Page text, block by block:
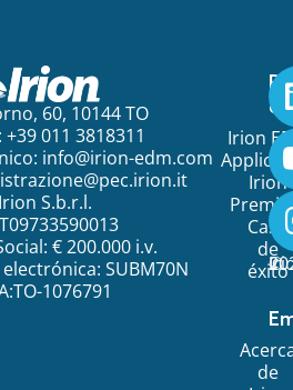
60, 10144 TO
011 3818311
info@irion-edm.com
Irion S.b.r.l.
€ 200.000 i.v.
SUBM70N
1076791
Irion
Irion
Caso
de
éxito
de
©